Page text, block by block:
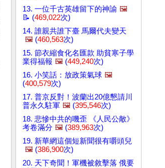
13. 一位千古英雄留下的神諭 🖼️
📝 (469,022次)
14. 誰親共誰下臺 馬爾代夫變天
🖼️ (460,563次)
15. 節衣縮食化名匯款 助貧寒子學
業得福報 🖼️ (449,240次)
16. 小笑話：放政策氣球 🖼️
(400,579次)
17. 普京反對！波蘭出20億懇請川
普永久駐軍 🖼️ (395,546次)
18. 悲慘中共的嘰歪 《人民公敵》
考卷滿分 🖼️ (389,963次)
19. 新華網這個短新聞很有嚼頭兒
🖼️ (386,900次)
20. 天下奇聞！軍機被敘擊落 俄要